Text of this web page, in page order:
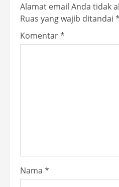
Alamat email Anda tidak
Ruas yang wajib ditandai *
Komentar*
Nama *